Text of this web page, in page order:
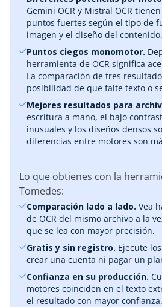
Gemini OCR y Mistral OCR
puntos fuertes según el tipo de
imagen y el diseño del contenido.
Puntos ciegos monomotor.
herramienta de OCR significa
La comparación de tres
posibilidad de que falte texto o
Mejores resultados para
escritura a mano, el bajo
inusuales y los diseños densos
diferencias entre motores son
Lo que obtienes con la
Tomedes:
Comparación lado a lado. Vea
de OCR del mismo archivo a la
que se lea con mayor precisión.
Gratis y sin registro. Ejecute
crear una cuenta ni pagar un
Confianza en su producción.
motores coinciden en el texto
el resultado con mayor confianza.